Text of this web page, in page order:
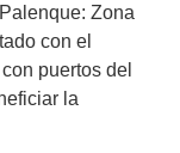
Zona
con el
puertos del
la